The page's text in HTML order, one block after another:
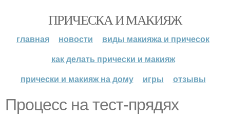
ПРИЧЕСКА И МАКИЯЖ
главная новости
виды макияжа и причесок
как делать прически и макияж
прически и макияж на дому
игры отзывы
Процесс на тест-прядях